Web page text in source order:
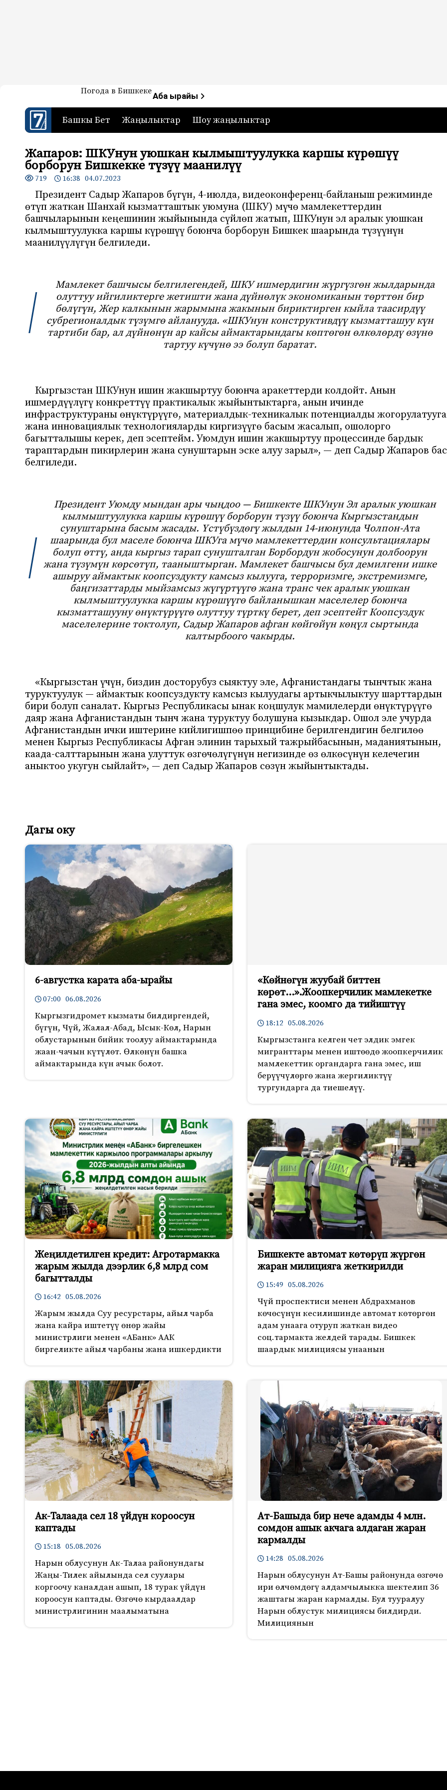
7-канал. Жаңылыктар — Кыргызстан
Жаңылыктар — Кыргызстан
Погода в БишкекеАба ырайы
Башкы Бет Жаңылыктар Шоу жаңылыктар
Жапаров: ШКУнун уюшкан кылмыштуулукка каршы күрөшүү
борборун Бишкекке түзүү маанилүү
719 16:38 04.07.2023
Президент Садыр Жапаров бүгүн, 4-июлда, видеоконференц-байланыш режиминде
өтүп жаткан Шанхай кызматташтык уюмуна (ШКУ) мүчө мамлекеттердин
башчыларынын кеңешинин жыйынында сүйлөп жатып, ШКУнун эл аралык уюшкан
кылмыштуулукка каршы күрөшүү боюнча борборун Бишкек шаарында түзүүнүн
маанилүүлүгүн белгиледи.
Мамлекет башчысы белгилегендей, ШКУ ишмердигин жүргүзгөн жылдарында
олуттуу ийгиликтерге жетишти жана дүйнөлүк экономиканын төрттөн бир
бөлүгүн, Жер калкынын жарымына жакынын бириктирген кыйла таасирдүү
субрегионалдык түзүмгө айланууда. «ШКУнун конструктивдүү кызматташуу күн
тартиби бар, ал дүйнөнүн ар кайсы аймактарындагы көптөгөн өлкөлөрдү өзүнө
тартуу күчүнө ээ болуп баратат.
Кыргызстан ШКУнун ишин жакшыртуу боюнча аракеттерди колдойт. Анын
ишмердүүлүгү конкреттүү практикалык жыйынтыктарга, анын ичинде
инфраструктураны өнүктүрүүгө, материалдык-техникалык потенциалды жогорулатууга
жана инновациялык технологияларды киргизүүгө басым жасалып, ошолорго
багытталышы керек, деп эсептейм. Уюмдун ишин жакшыртуу процессинде бардык
тараптардын пикирлерин жана сунуштарын эске алуу зарыл», — деп Садыр Жапаров
белгиледи.
Президент Уюмду мындан ары чыңдоо — Бишкекте ШКУнун Эл аралык уюшкан
кылмыштуулукка каршы күрөшүү борборун түзүү боюнча Кыргызстандын
сунуштарына басым жасады. Үстүбүздөгү жылдын 14-июнунда Чолпон-Ата
шаарында бул маселе боюнча ШКУга мүчө мамлекеттердин консультациялары
болуп өттү, анда кыргыз тарап сунушталган Борбордун жобосунун долбоорун
жана түзүмүн көрсөтүп, тааныштырган. Мамлекет башчысы бул демилгени ишке
ашыруу аймактык коопсуздукту камсыз кылууга, терроризмге, экстремизмге,
баңгизаттарды мыйзамсыз жүгүртүүгө жана транс чек аралык уюшкан
кылмыштуулукка каршы күрөшүүгө байланышкан маселелер боюнча
кызматташууну өнүктүрүүгө олуттуу түрткү берет, деп эсептейт Коопсуздук
маселелерине токтолуп, Садыр Жапаров афган көйгөйүн көңүл сыртында
калтырбоого чакырды.
«Кыргызстан үчүн, биздин досторубуз сыяктуу эле, Афганистандагы тынчтык жана
туруктуулук — аймактык коопсуздукту камсыз кылуудагы артыкчылыктуу шарттардын
бири болуп саналат. Кыргыз Республикасы ынак коңшулук мамилелерди өнүктүрүүгө
даяр жана Афганистандын тынч жана туруктуу болушуна кызыкдар. Ошол эле учурда
Афганистандын ички иштерине кийлигишпөө принцибине берилгендигин белгилөө
менен Кыргыз Республикасы Афган элинин тарыхый тажрыйбасынын, маданиятынын,
каада-салттарынын жана улуттук өзгөчөлүгүнүн негизинде өз өлкөсүнүн келечегин
аныктоо укугун сыйлайт», — деп Садыр Жапаров сөзүн жыйынтыктады.
Дагы оку
6-августка карата аба-ырайы
07:00 06.08.2026
Кыргызгидромет кызматы билдиргендей,
бүгүн, Чүй, Жалал-Абад, Ысык-Көл, Нарын
облустарынын бийик тоолуу аймактарында
жаан-чачын күтүлөт. Өлкөнүн башка
аймактарында күн ачык болот.
«Көйнөгүн жуубай биттен
көрөт…».Жоопкерчилик мамлекетке
гана эмес, коомго да тийиштүү
18:12 05.08.2026
Кыргызстанга келген чет элдик эмгек
мигранттары менен иштөөдө жоопкерчилик
мамлекеттик органдарга гана эмес, иш
берүүчүлөргө жана жергиликтүү
тургундарга да тиешелүү.
Жеңилдетилген кредит: Агротармакка
жарым жылда дээрлик 6,8 млрд сом
багытталды
16:42 05.08.2026
Жарым жылда Суу ресурстары, айыл чарба
жана кайра иштетүү өнөр жайы
министрлиги менен «АБанк» ААК
биргеликте айыл чарбаны жана ишкердикти
Бишкекте автомат көтөрүп жүргөн
жаран милицияга жеткирилди
15:49 05.08.2026
Чүй проспектиси менен Абдрахманов
көчөсүнүн кесилишинде автомат көтөргөн
адам унаага отуруп жаткан видео
соц.тармакта желдей тарады. Бишкек
шаардык милициясы унаанын
Ак-Талаада сел 18 үйдүн короосун
каптады
15:18 05.08.2026
Нарын облусунун Ак-Талаа районундагы
Жаңы-Тилек айылында сел суулары
коргоочу каналдан ашып, 18 турак үйдүн
короосун каптады. Өзгөчө кырдаалдар
министрлигинин маалыматына
Ат-Башыда бир нече адамды 4 млн.
сомдон ашык акчага алдаган жаран
кармалды
14:28 05.08.2026
Нарын облусунун Ат-Башы районунда өзгөчө
ири өлчөмдөгү алдамчылыкка шектелип 36
жаштагы жаран кармалды. Бул тууралуу
Нарын облустук милициясы билдирди.
Милициянын